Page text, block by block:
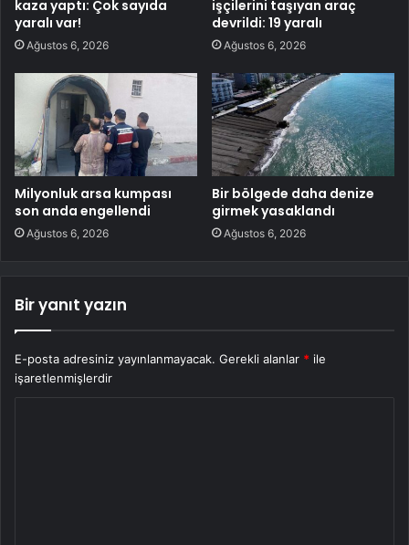
kaza yaptı: Çok sayıda
yaralı var!
Ağustos 6, 2026
işçilerini taşıyan araç
devrildi: 19 yaralı
Ağustos 6, 2026
Milyonluk arsa kumpası
son anda engellendi
Ağustos 6, 2026
Bir bölgede daha denize
girmek yasaklandı
Ağustos 6, 2026
Bir yanıt yazın
E-posta adresiniz yayınlanmayacak. Gerekli alanlar * ile
işaretlenmişlerdir